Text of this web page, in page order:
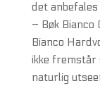
det
– Bøk
Bianco
ikke fremstår
naturlig